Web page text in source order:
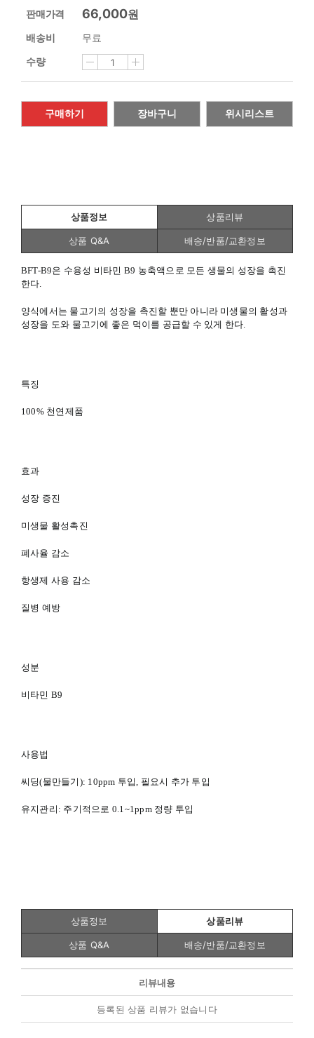
판매가격 66,000원
배송비
무료
수량
구매하기 장바구니 위시리스트
상품정보 상품리뷰
상품 Q&A 배송/반품/교환정보
BFT-B9은 수용성 비타민 B9 농축액으로 모든 생물의 성장을 촉진
한다.
양식에서는 물고기의 성장을 촉진할 뿐만 아니라 미생물의 활성과
성장을 도와 물고기에 좋은 먹이를 공급할 수 있게 한다.
특징
100% 천연제품
효과
성장 증진
미생물 활성촉진
폐사율 감소
항생제 사용 감소
질병 예방
성분
비타민 B9
사용법
씨딩(물만들기): 10ppm 투입, 필요시 추가 투입
유지관리: 주기적으로 0.1~1ppm 정량 투입
상품정보 상품리뷰
상품 Q&A 배송/반품/교환정보
리뷰내용
등록된 상품 리뷰가 없습니다